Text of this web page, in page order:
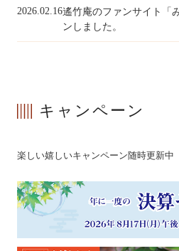
マイページ
お問い合わせ 特定商
手提げ袋
2026.02.16遙竹庵のファンサイト「
ンしました。
キャンペーン
楽しい嬉しいキャンペーン随時更新中